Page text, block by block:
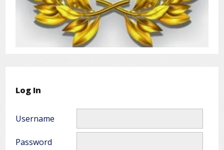
Log In
Username
Password